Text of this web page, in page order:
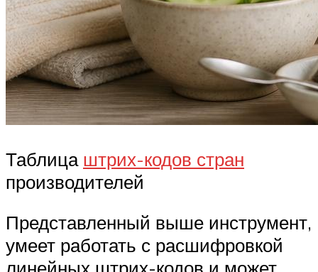
Таблица штрих-кодов стран
производителей
Представленный выше инструмент,
умеет работать с расшифровкой